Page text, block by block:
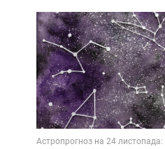
Астропрогноз на 24 листопада: